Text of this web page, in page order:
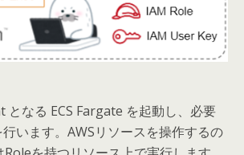
となる ECS Fargate を起動し、必要
います。AWSリソースを操作するの